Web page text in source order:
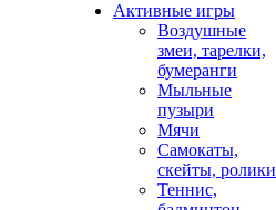
Активные игры
Воздушные
змеи, тарелки,
бумеранги
Мыльные
пузыри
Мячи
Самокаты,
скейты, ролики
Теннис,